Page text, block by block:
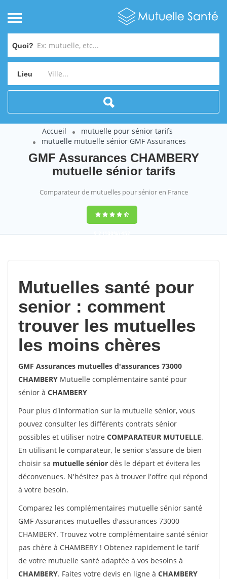
Quoi?
Lieu
Accueil
mutuelle pour sénior tarifs
mutuelle mutuelle sénior GMF Assurances
GMF Assurances CHAMBERY
mutuelle sénior tarifs
Comparateur de mutuelles pour sénior en France
9,2(100%)452
Mutuelles santé pour
senior : comment
trouver les mutuelles
les moins chères
GMF Assurances mutuelles d'assurances 73000
CHAMBERY Mutuelle complémentaire santé pour
sénior à CHAMBERY
Pour plus d'information sur la mutuelle sénior, vous
pouvez consulter les différents contrats sénior
possibles et utiliser notre COMPARATEUR MUTUELLE.
En utilisant le comparateur, le senior s'assure de bien
choisir sa mutuelle sénior dès le départ et évitera les
déconvenues. N'hésitez pas à trouver l'offre qui répond
à votre besoin.
Comparez les complémentaires mutuelle sénior santé
GMF Assurances mutuelles d'assurances 73000
CHAMBERY. Trouvez votre complémentaire santé sénior
pas chère à CHAMBERY ! Obtenez rapidement le tarif
de votre mutuelle santé adaptée à vos besoins à
CHAMBERY. Faites votre devis en ligne à CHAMBERY